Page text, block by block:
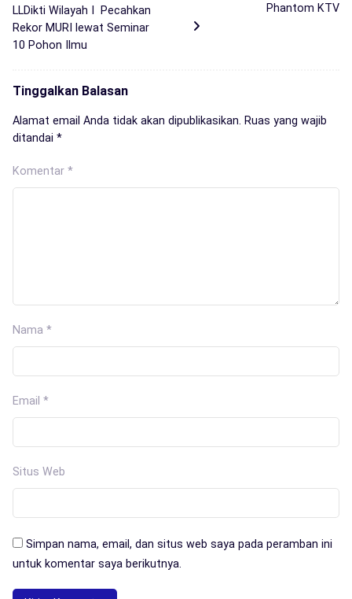
LLDikti Wilayah I Pecahkan
Rekor MURI lewat Seminar
10 Pohon Ilmu
Phantom KTV
Tinggalkan Balasan
Alamat email Anda tidak akan dipublikasikan.
Ruas yang wajib
ditandai *
Komentar *
Nama *
Email *
Situs Web
Simpan nama, email, dan situs web saya pada peramban ini
untuk komentar saya berikutnya.